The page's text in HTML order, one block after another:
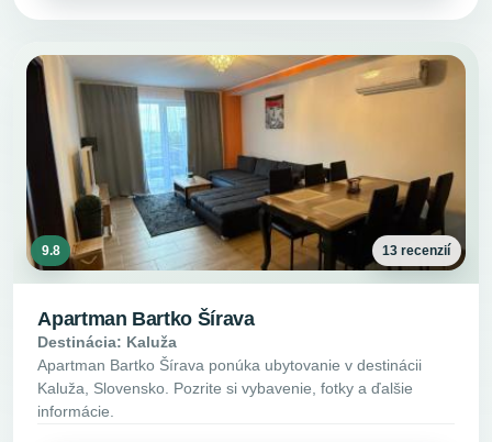
9.8 13 recenzií
Apartman Bartko Šírava
Destinácia: Kaluža
Apartman Bartko Šírava ponúka ubytovanie v destinácii
Kaluža, Slovensko. Pozrite si vybavenie, fotky a ďalšie
informácie.